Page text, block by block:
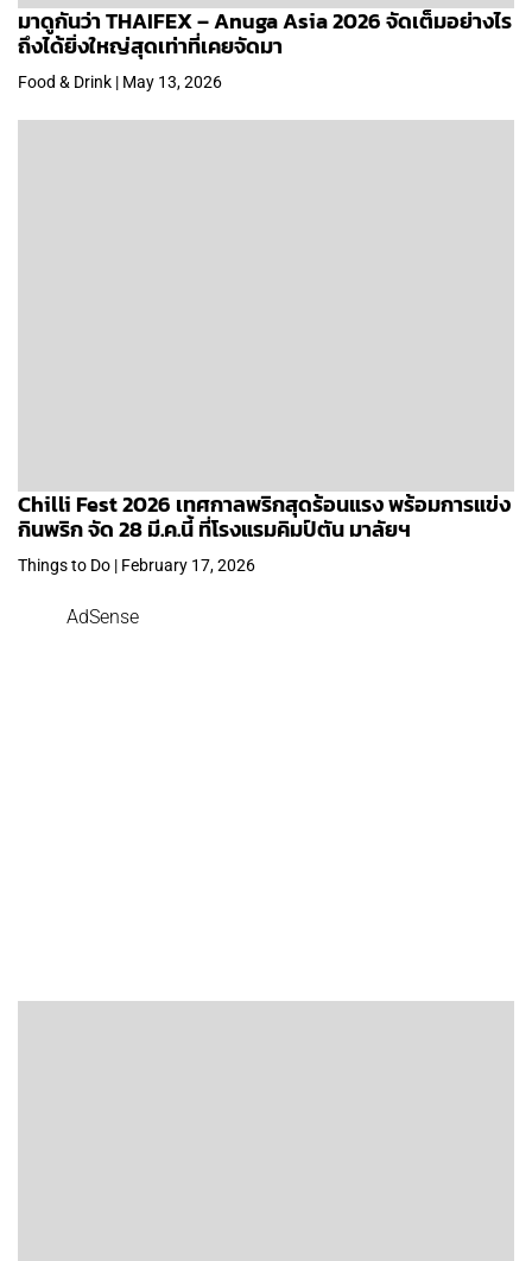
มาดูกันว่า THAIFEX – Anuga Asia 2026 จัดเต็มอย่างไร
ถึงได้ยิ่งใหญ่สุดเท่าที่เคยจัดมา
Food & Drink | May 13, 2026
Chilli Fest 2026 เทศกาลพริกสุดร้อนแรง พร้อมการแข่ง
กินพริก จัด 28 มี.ค.นี้ ที่โรงแรมคิมป์ตัน มาลัยฯ
Things to Do | February 17, 2026
AdSense